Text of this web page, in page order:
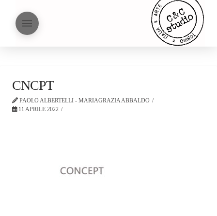
CNCPT
PAOLO ALBERTELLI - MARIAGRAZIA ABBALDO
11 APRILE 2022